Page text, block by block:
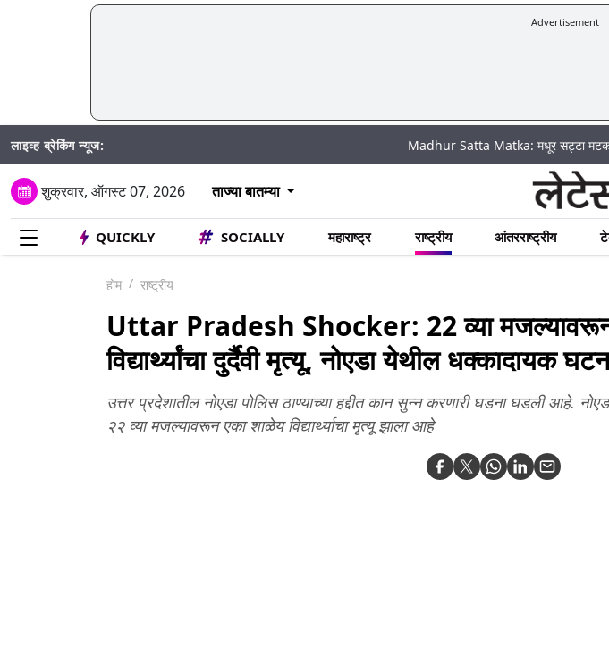
Advertisement
लाइव्ह ब्रेकिंग न्यूज: Madhur Satta Matka: मधूर सट्टा मटका बद्दल काही
शुक्रवार, ऑगस्ट 07, 2026 ताज्या बातम्या
QUICKLY SOCIALLY महाराष्ट्र राष्ट्रीय आंतरराष्ट्रीय
होम राष्ट्रीय
Uttar Pradesh Shocker: 22 व्या मजल्यावरून
विद्यार्थ्यांचा दुर्दैवी मृत्यू, नोएडा येथील धक्कादायक
उत्तर प्रदेशातील नोएडा पोलिस ठाण्याच्या हद्दीत कान सुन्न करणारी घडना घडली आहे.
२२ व्या मजल्यावरून एका शाळेय विद्यार्थ्याचा मृत्यू झाला आहे